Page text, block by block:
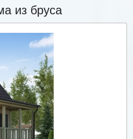
из бруса